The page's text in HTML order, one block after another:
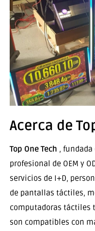
Acerca de
Top One Tech ,
profesional de OEM y
servicios de I+D,
de pantallas táctiles,
computadoras táctiles
son compatibles con